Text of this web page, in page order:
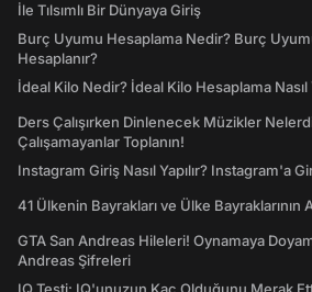
İle Tılsımlı Bir Dünyaya Giriş
Burç Uyumu Hesaplama Nedir? Burç
Hesaplanır?
İdeal Kilo Nedir? İdeal Kilo Hesaplama Nasıl
Ders Çalışırken Dinlenecek Müzikler
Çalışamayanlar Toplanın!
Instagram Giriş Nasıl Yapılır? Instagram'a
41 Ülkenin Bayrakları ve Ülke Bayraklarının
GTA San Andreas Hileleri! Oynamaya
Andreas Şifreleri